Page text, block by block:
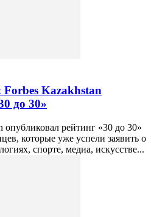
Kazakhstan
до 30»
опубликовал рейтинг «30 до 30»
которые уже успели заявить о
спорте, медиа, искусстве...